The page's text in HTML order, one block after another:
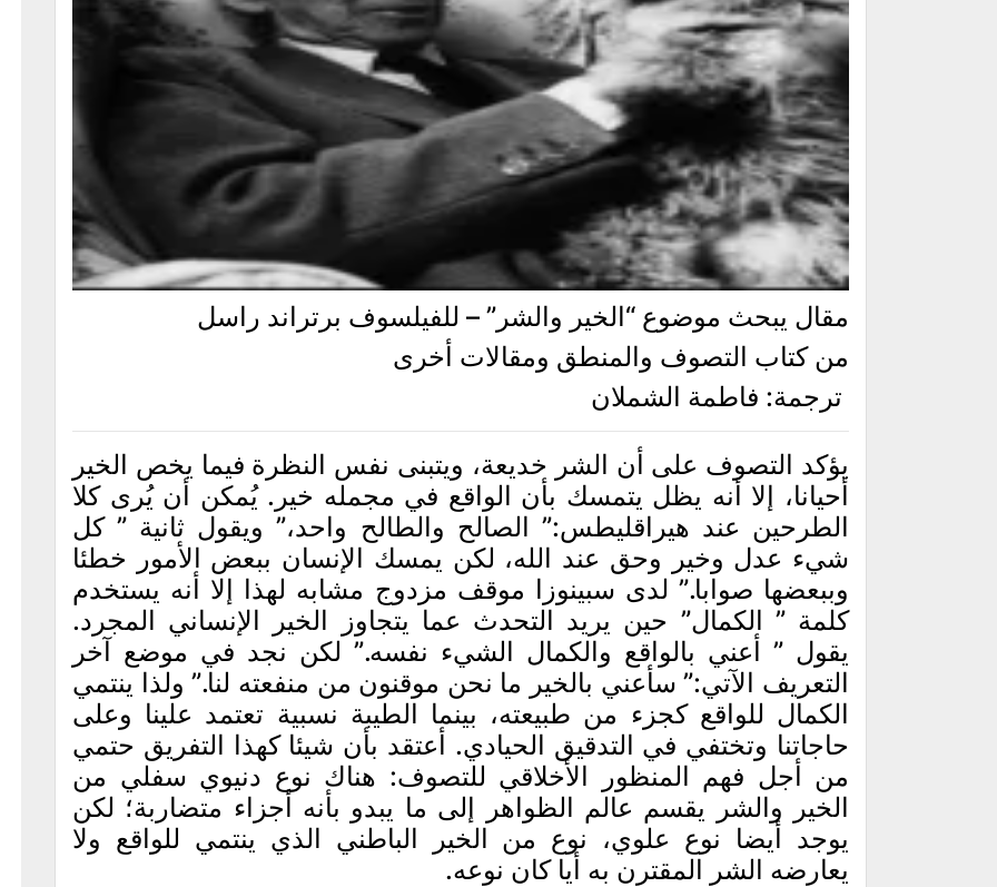
مقال يبحث موضوع “الخير والشر” – للفيلسوف برتراند راسل
من كتاب التصوف والمنطق ومقالات أخرى
ترجمة: فاطمة الشملان
يؤكد التصوف على أن الشر خديعة، ويتبنى نفس النظرة فيما يخص الخير
أحيانا، إلا أنه يظل يتمسك بأن الواقع في مجمله خير. يُمكن أن يُرى كلا
الطرحين عند هيراقليطس:” الصالح والطالح واحد،” ويقول ثانية ” كل
شيء عدل وخير وحق عند الله، لكن يمسك الإنسان ببعض الأمور خطئا
وببعضها صوابا.” لدى سبينوزا موقف مزدوج مشابه لهذا إلا أنه يستخدم
كلمة ” الكمال” حين يريد التحدث عما يتجاوز الخير الإنساني المجرد.
يقول ” أعني بالواقع والكمال الشيء نفسه.” لكن نجد في موضع آخر
التعريف الآتي:” سأعني بالخير ما نحن موقنون من منفعته لنا.” ولذا ينتمي
الكمال للواقع كجزء من طبيعته، بينما الطيبة نسبية تعتمد علينا وعلى
حاجاتنا وتختفي في التدقيق الحيادي. أعتقد بأن شيئا كهذا التفريق حتمي
من أجل فهم المنظور الأخلاقي للتصوف: هناك نوع دنيوي سفلي من
الخير والشر يقسم عالم الظواهر إلى ما يبدو بأنه أجزاء متضاربة؛ لكن
يوجد أيضا نوع علوي، نوع من الخير الباطني الذي ينتمي للواقع ولا
يعارضه الشر المقترن به أيا كان نوعه.